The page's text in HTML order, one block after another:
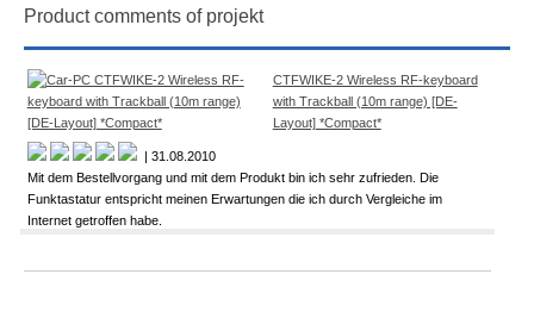
Product comments of projekt
CTFWIKE-2 Wireless RF-keyboard
with Trackball (10m range) [DE-
Layout] *Compact*
| 31.08.2010
Mit dem Bestellvorgang und mit dem Produkt bin ich sehr zufrieden. Die
Funktastatur entspricht meinen Erwartungen die ich durch Vergleiche im
Internet getroffen habe.